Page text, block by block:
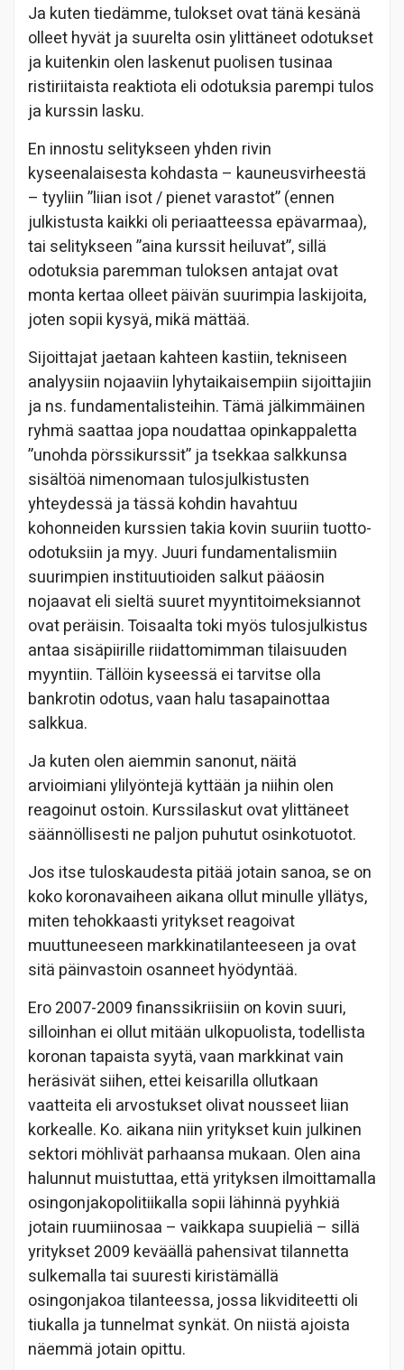
Ja kuten tiedämme, tulokset ovat tänä kesänä
olleet hyvät ja suurelta osin ylittäneet odotukset
ja kuitenkin olen laskenut puolisen tusinaa
ristiriitaista reaktiota eli odotuksia parempi tulos
ja kurssin lasku.
En innostu selitykseen yhden rivin
kyseenalaisesta kohdasta – kauneusvirheestä
– tyyliin ”liian isot / pienet varastot” (ennen
julkistusta kaikki oli periaatteessa epävarmaa),
tai selitykseen ”aina kurssit heiluvat”, sillä
odotuksia paremman tuloksen antajat ovat
monta kertaa olleet päivän suurimpia laskijoita,
joten sopii kysyä, mikä mättää.
Sijoittajat jaetaan kahteen kastiin, tekniseen
analyysiin nojaaviin lyhytaikaisempiin sijoittajiin
ja ns. fundamentalisteihin. Tämä jälkimmäinen
ryhmä saattaa jopa noudattaa opinkappaletta
”unohda pörssikurssit” ja tsekkaa salkkunsa
sisältöä nimenomaan tulosjulkistusten
yhteydessä ja tässä kohdin havahtuu
kohonneiden kurssien takia kovin suuriin tuotto-
odotuksiin ja myy. Juuri fundamentalismiin
suurimpien instituutioiden salkut pääosin
nojaavat eli sieltä suuret myyntitoimeksiannot
ovat peräisin. Toisaalta toki myös tulosjulkistus
antaa sisäpiirille riidattomimman tilaisuuden
myyntiin. Tällöin kyseessä ei tarvitse olla
bankrotin odotus, vaan halu tasapainottaa
salkkua.
Ja kuten olen aiemmin sanonut, näitä
arvioimiani ylilyöntejä kyttään ja niihin olen
reagoinut ostoin. Kurssilaskut ovat ylittäneet
säännöllisesti ne paljon puhutut osinkotuotot.
Jos itse tuloskaudesta pitää jotain sanoa, se on
koko koronavaiheen aikana ollut minulle yllätys,
miten tehokkaasti yritykset reagoivat
muuttuneeseen markkinatilanteeseen ja ovat
sitä päinvastoin osanneet hyödyntää.
Ero 2007-2009 finanssikriisiin on kovin suuri,
silloinhan ei ollut mitään ulkopuolista, todellista
koronan tapaista syytä, vaan markkinat vain
heräsivät siihen, ettei keisarilla ollutkaan
vaatteita eli arvostukset olivat nousseet liian
korkealle. Ko. aikana niin yritykset kuin julkinen
sektori möhlivät parhaansa mukaan. Olen aina
halunnut muistuttaa, että yrityksen ilmoittamalla
osingonjakopolitiikalla sopii lähinnä pyyhkiä
jotain ruumiinosaa – vaikkapa suupieliä – sillä
yritykset 2009 keväällä pahensivat tilannetta
sulkemalla tai suuresti kiristämällä
osingonjakoa tilanteessa, jossa likviditeetti oli
tiukalla ja tunnelmat synkät. On niistä ajoista
näemmä jotain opittu.